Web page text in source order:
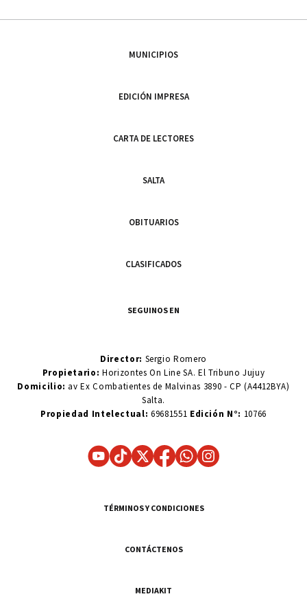
MUNICIPIOS
EDICIÓN IMPRESA
CARTA DE LECTORES
SALTA
OBITUARIOS
CLASIFICADOS
SEGUINOS EN
Director: Sergio Romero
Propietario:Horizontes On Line SA. El Tribuno Jujuy
Domicilio: av Ex Combatientes de Malvinas 3890 - CP (A4412BYA)
Salta.
Propiedad Intelectual: 69681551 Edición N°: 10766
TÉRMINOS Y CONDICIONES
CONTÁCTENOS
MEDIAKIT